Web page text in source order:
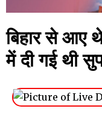
बिहार से आए
में दी गई थी